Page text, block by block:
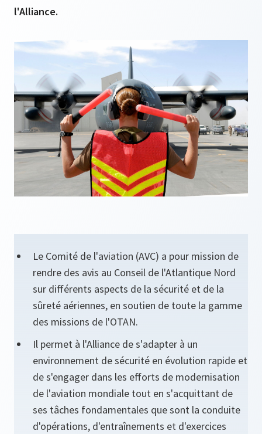
l'Alliance.
Le Comité de l'aviation (AVC) a pour mission de
rendre des avis au Conseil de l'Atlantique Nord
sur différents aspects de la sécurité et de la
sûreté aériennes, en soutien de toute la gamme
des missions de l'OTAN.
Il permet à l'Alliance de s'adapter à un
environnement de sécurité en évolution rapide et
de s'engager dans les efforts de modernisation
de l'aviation mondiale tout en s'acquittant de
ses tâches fondamentales que sont la conduite
d'opérations, d'entraînements et d'exercices